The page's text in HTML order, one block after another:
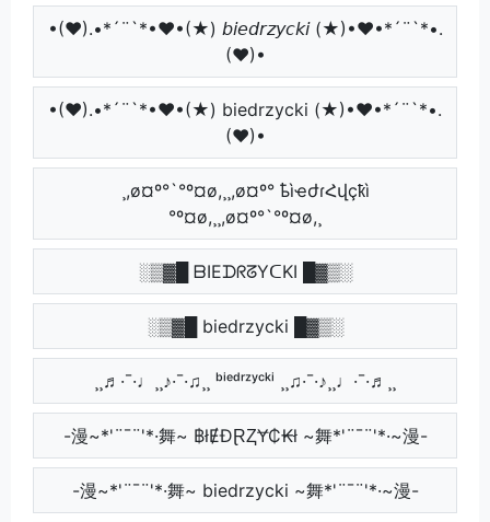
•(♥).•*´¨`*•♥•(★) 𝘣𝘪𝘦𝘥𝘳𝘻𝘺𝘤𝘬𝘪 (★)•♥•*´¨`*•.
(♥)•
•(♥).•*´¨`*•♥•(★) biedrzycki (★)•♥•*´¨`*•.
(♥)•
¸,ø¤º°`°º¤ø,¸¸,ø¤º° ҍìҽժɾՀվçҟì
°º¤ø,¸¸,ø¤º°`°º¤ø,¸
░▒▓█ ᗷIEᗪᖇᘔYᑕKI █▓▒░
░▒▓█ biedrzycki █▓▒░
¸¸♬·¯·♩¸¸♪·¯·♫¸¸ ᵇⁱᵉᵈʳᶻʸᶜᵏⁱ ¸¸♫·¯·♪¸¸♩·¯·♬¸¸
-漫~*'¨¯¨'*·舞~ ฿łɆĐⱤⱫɎ₵₭ł ~舞*'¨¯¨'*·~漫-
-漫~*'¨¯¨'*·舞~ biedrzycki ~舞*'¨¯¨'*·~漫-